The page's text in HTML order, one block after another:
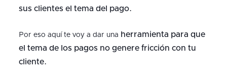
sus clientes el tema del pago.
Por eso aquí te voy a dar una herramienta para que
el tema de los pagos no genere fricción con tu
cliente.